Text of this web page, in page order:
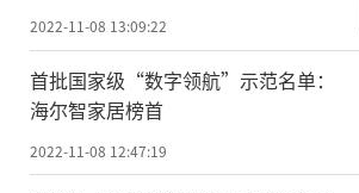
2022-11-08 13:09:22
首批国家级“数字领航”示范名单：
海尔智家居榜首
2022-11-08 12:47:19